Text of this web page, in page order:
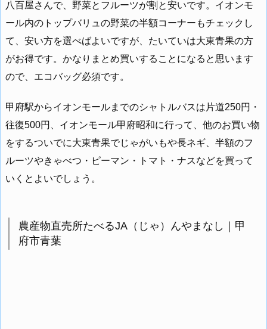
八百屋さんで、野菜とフルーツが割と安いです。イオンモ
ール内のトップバリュの野菜の半額コーナーもチェックし
て、安い方を選べばよいですが、たいていは大東青果の方
がお得です。かなりまとめ買いすることになると思います
ので、エコバッグ必須です。
甲府駅からイオンモールまでのシャトルバスは片道250円・
往復500円、イオンモール甲府昭和に行って、他のお買い物
をするついでに大東青果でじゃがいもや長ネギ、半額のフ
ルーツやきゃべつ・ピーマン・トマト・ナスなどを買って
いくとよいでしょう。
農産物直売所たべるJA（じゃ）んやまなし｜甲
府市青葉